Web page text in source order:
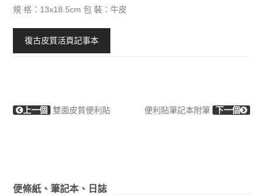
規 格：13x18.5cm 包 裝：牛皮
復古皮質活頁記事本
上一個 雙面皮質便利貼 便利貼筆記本附筆 下一個
便條紙、筆記本、日誌